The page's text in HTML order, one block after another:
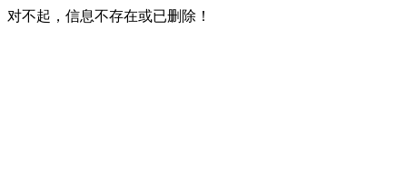
对不起，信息不存在或已删除！